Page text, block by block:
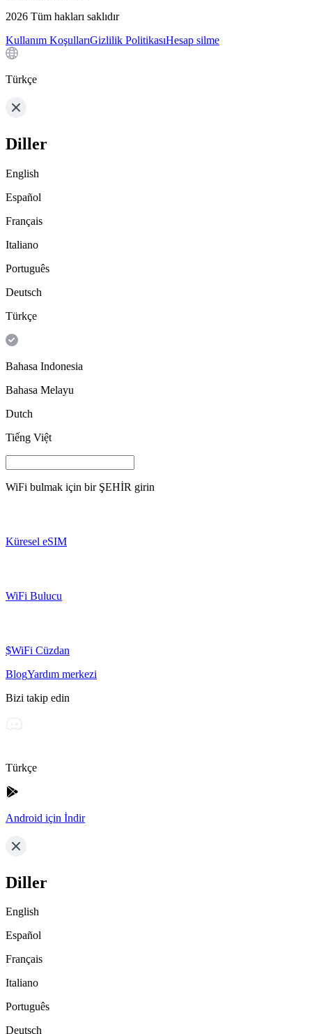
2026 Tüm hakları saklıdır
Kullanım KoşullarıGizlilik PolitikasıHesap silme
Türkçe
Diller
English
Español
Français
Italiano
Português
Deutsch
Türkçe
Bahasa Indonesia
Bahasa Melayu
Dutch
Tiếng Việt
WiFi bulmak için bir ŞEHİR girin
Küresel eSIM
WiFi Bulucu
$WiFi Cüzdan
BlogYardım merkezi
Bizi takip edin
Türkçe
Android için İndir
Diller
English
Español
Français
Italiano
Português
Deutsch